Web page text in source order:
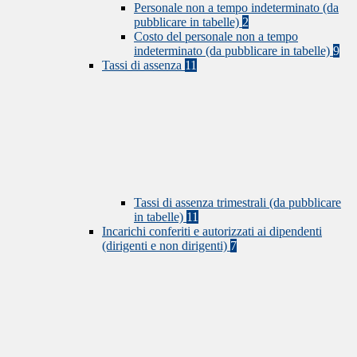
Personale non a tempo indeterminato (da
pubblicare in tabelle) 2
Costo del personale non a tempo
indeterminato (da pubblicare in tabelle) 9
Tassi di assenza 11
Tassi di assenza trimestrali (da pubblicare
in tabelle) 11
Incarichi conferiti e autorizzati ai dipendenti
(dirigenti e non dirigenti) 7